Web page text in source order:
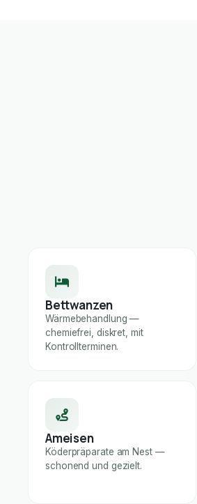
Bettwanzen
Wärmebehandlung —
chemiefrei, diskret, mit
Kontrollterminen.
Ameisen
Köderpräparate am Nest —
schonend und gezielt.